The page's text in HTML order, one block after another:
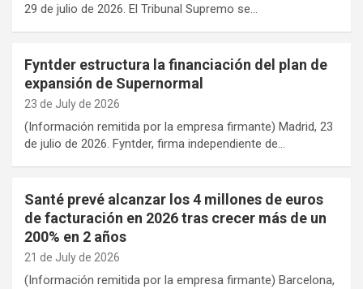
29 de julio de 2026. El Tribunal Supremo se…
Fyntder estructura la financiación del plan de
expansión de Supernormal
23 de July de 2026
(Información remitida por la empresa firmante) Madrid, 23
de julio de 2026. Fyntder, firma independiente de…
Santé prevé alcanzar los 4 millones de euros
de facturación en 2026 tras crecer más de un
200% en 2 años
21 de July de 2026
(Información remitida por la empresa firmante) Barcelona,